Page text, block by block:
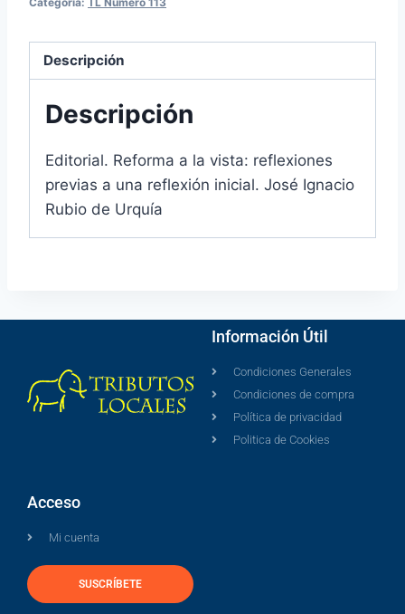
Descripción
Descripción
Editorial. Reforma a la vista: reflexiones
previas a una reflexión inicial. José Ignacio
Rubio de Urquía
Información Útil
Condiciones Generales
Condiciones de compra
Política de privacidad
Politica de Cookies
Acceso
Mi cuenta
SUSCRÍBETE